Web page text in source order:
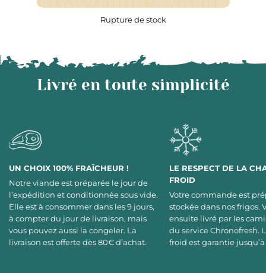
Rupture de stock
Livré en toute simplicité
UN CHOIX 100% FRAÎCHEUR !
Notre viande est préparée le jour de
l’expédition et conditionnée sous vide.
Elle est à consommer dans les 9 jours,
à compter du jour de livraison, mais
vous pouvez aussi la congeler. La
livraison est offerte dès 80€ d’achat.
LE RESPECT DE LA
FROID
Votre commande est
stockée dans nos frigos.
ensuite livré par les
du service Chronofresh.
froid est garantie